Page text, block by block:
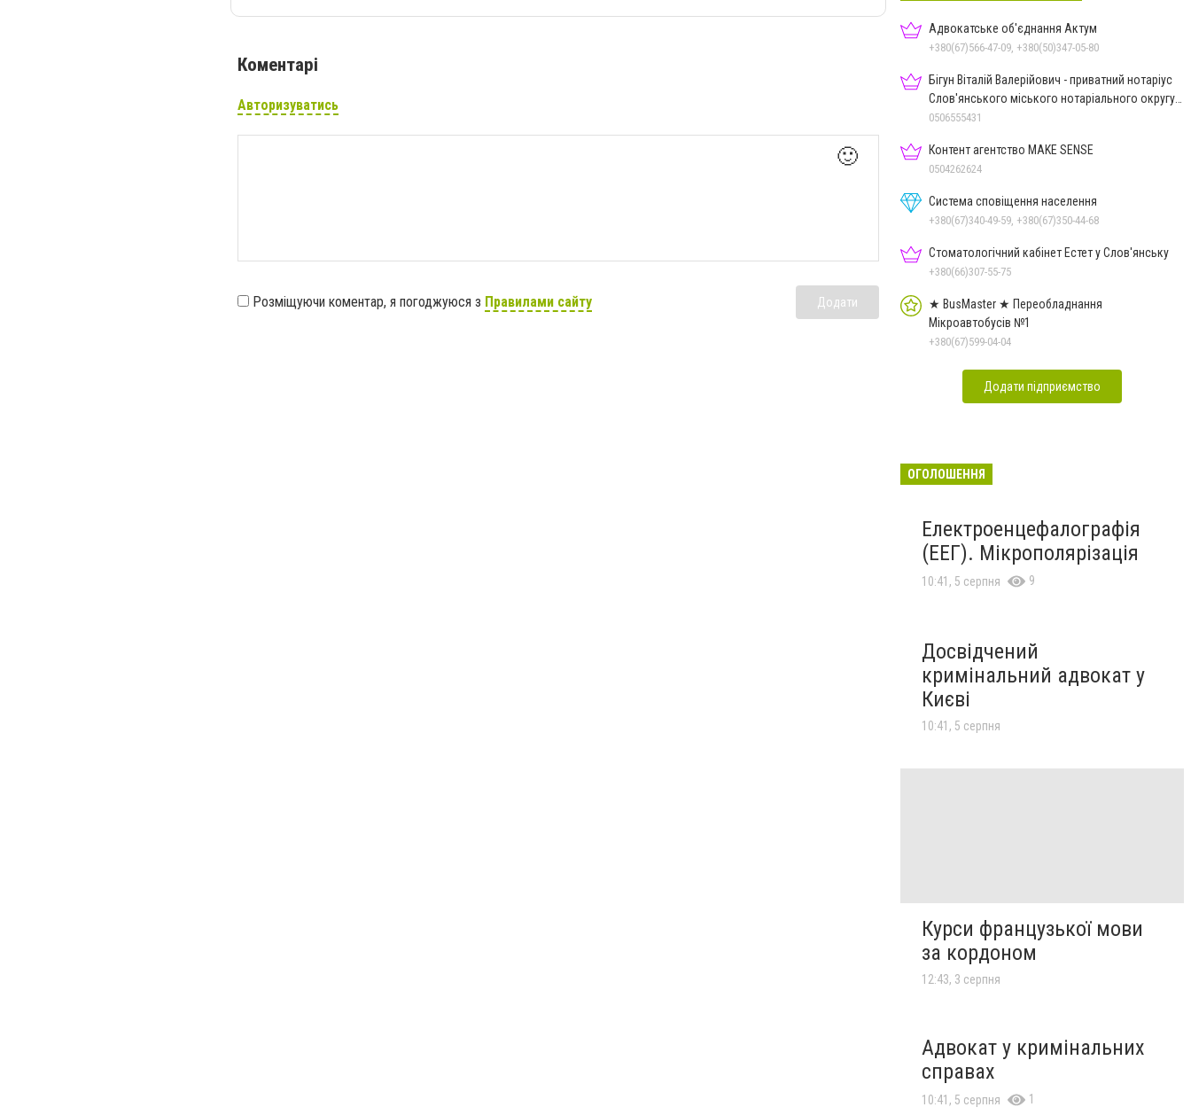
Коментарі
Авторизуватись
🙂
Розміщуючи коментар, я погоджуюся з Правилами сайту Додати
Адвокатське об'єднання Актум
+380(67)566-47-09, +380(50)347-05-80
Бігун Віталій Валерійович - приватний нотаріус
Слов'янського міського нотаріального округу
Дон.обл.
0506555431
Контент агентство MAKE SENSE
0504262624
Система сповіщення населення
+380(67)340-49-59, +380(67)350-44-68
Стоматологічний кабінет Естет у Слов'янську
+380(66)307-55-75
★ BusMaster ★ Переобладнання
Мікроавтобусів №1
+380(67)599-04-04
Додати підприємство
ОГОЛОШЕННЯ
Електроенцефалографія
(ЕЕГ). Мікрополярізація
10:41, 5 серпня 9
Досвідчений
кримінальний адвокат у
Києві
10:41, 5 серпня
Курси французької мови
за кордоном
12:43, 3 серпня
Адвокат у кримінальних
справах
10:41, 5 серпня 1